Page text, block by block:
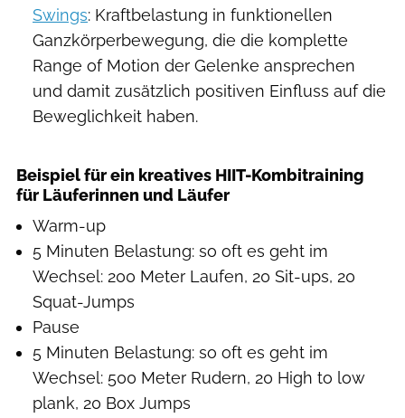
Swings: Kraftbelastung in funktionellen
Ganzkörperbewegung, die die komplette
Range of Motion der Gelenke ansprechen
und damit zusätzlich positiven Einfluss auf die
Beweglichkeit haben.
Beispiel für ein kreatives HIIT-Kombitraining
für Läuferinnen und Läufer
Warm-up
5 Minuten Belastung: so oft es geht im
Wechsel: 200 Meter Laufen, 20 Sit-ups, 20
Squat-Jumps
Pause
5 Minuten Belastung: so oft es geht im
Wechsel: 500 Meter Rudern, 20 High to low
plank, 20 Box Jumps